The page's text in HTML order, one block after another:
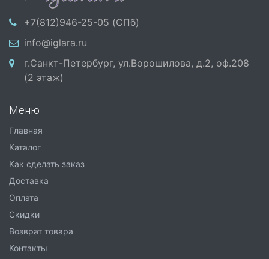
+7(812)946-25-05 (СПб)
info@iglara.ru
г.Санкт-Петербург, ул.Ворошилова, д.2, оф.208
(2 этаж)
Меню
Главная
Каталог
Как сделать заказ
Доставка
Оплата
Скидки
Возврат товара
Контакты